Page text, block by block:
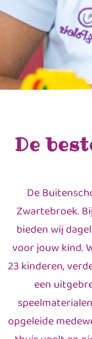
De
De
Zwartebroek.
bieden wij
voor jouw kind.
23 kinderen,
een
opgeleide